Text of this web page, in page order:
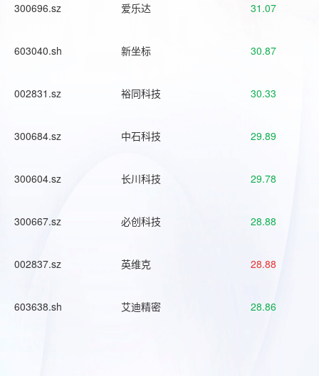
300696.sz 爱乐达 31.07
603040.sh 新坐标 30.87
002831.sz 裕同科技 30.33
300684.sz 中石科技 29.89
300604.sz 长川科技 29.78
300667.sz 必创科技 28.88
002837.sz 英维克 28.88
603638.sh 艾迪精密 28.86